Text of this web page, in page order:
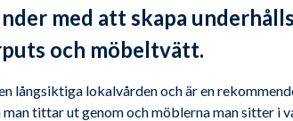
med att skapa
och möbeltvätt.
långsiktiga lokalvården och är en
tittar ut genom och möblerna man sitter i